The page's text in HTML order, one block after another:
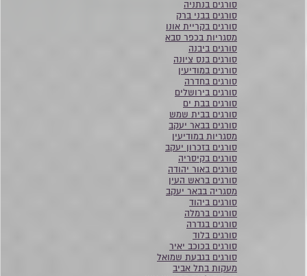
סורגים בנתניה
סורגים בבני ברק
סורגים בקריית אונו
מסגריות בכפר סבא
סורגים ביבנה
סורגים בנס ציונה
סורגים במודיעין
סורגים בחדרה
סורגים בירושלים
סורגים בבת ים
סורגים בבית שמש
סורגים בבאר יעקב
מסגריות במודיעין
סורגים בזכרון יעקב
סורגים בקיסריה
סורגים באור יהודה
סורגים בראש העין
מסגריה בבאר יעקב
סורגים ביהוד
סורגים ברמלה
סורגים בגדרה
סורגים בלוד
סורגים בכוכב יאיר
סורגים בגבעת שמואל
מעקות בתל אביב